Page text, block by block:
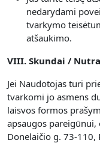
nedarydami
tvarkymo
atšaukimo.
VIII. Skundai /
Jei Naudotojas turi
tvarkomi jo asmens
laisvos formos
apsaugos pareigūnui,
Donelaičio g. 73-110,